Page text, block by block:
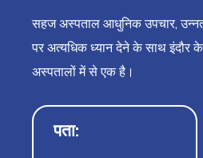
सहज अस्पताल आधुनिक उपचार,
पर अत्यधिक ध्यान देने के साथ इंदौर
अस्पतालों में से एक है।
पता: